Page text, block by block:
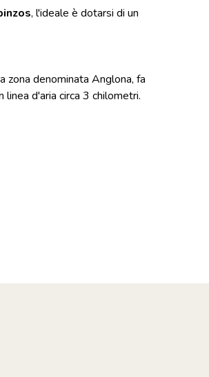
, l'ideale è dotarsi di un
zona denominata Anglona, fa
d'aria circa 3 chilometri.